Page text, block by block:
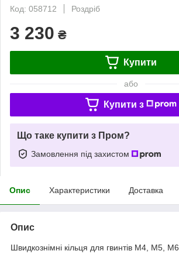
Код: 058712
Роздріб
3 230 ₴
Купити
або
Купити з
Що таке купити з Пром?
Замовлення під захистом
Опис Характеристики Доставка
Опис
Швидкознімні кільця для гвинтів М4, М5, М6